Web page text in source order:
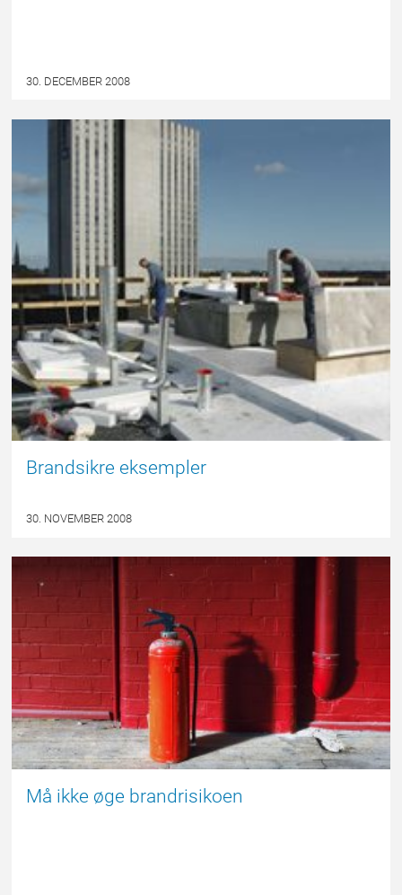
30. DECEMBER 2008
Brandsikre eksempler
30. NOVEMBER 2008
Må ikke øge brandrisikoen